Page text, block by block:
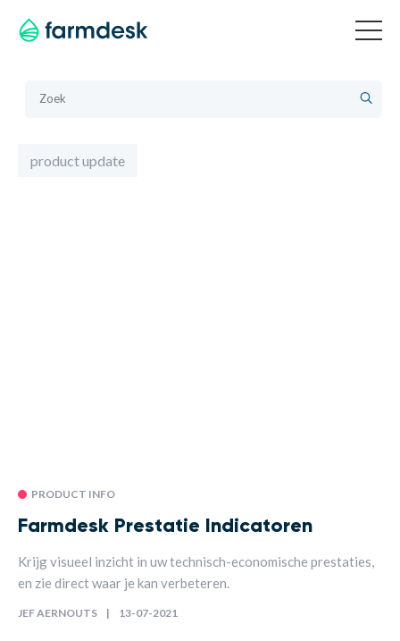
product update
PRODUCT INFO
Farmdesk Prestatie Indicatoren
Krijg visueel inzicht in uw technisch-economische prestaties,
en zie direct waar je kan verbeteren.
JEF AERNOUTS 13-07-2021